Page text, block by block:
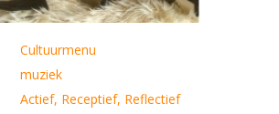
Cultuurmenu
muziek
Actief, Receptief, Reflectief